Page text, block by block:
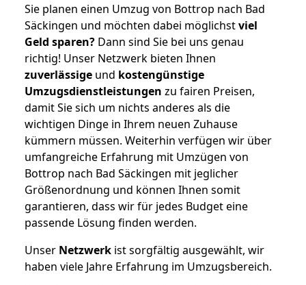
Sie planen einen Umzug von Bottrop nach Bad
Säckingen und möchten dabei möglichstviel
Geld sparen? Dann sind Sie bei uns genau
richtig! Unser Netzwerk bieten Ihnen
zuverlässige und kostengünstige
Umzugsdienstleistungen zu fairen Preisen,
damit Sie sich um nichts anderes als die
wichtigen Dinge in Ihrem neuen Zuhause
kümmern müssen. Weiterhin verfügen wir über
umfangreiche Erfahrung mit Umzügen von
Bottrop nach Bad Säckingen mit jeglicher
Größenordnung und können Ihnen somit
garantieren, dass wir für jedes Budget eine
passende Lösung finden werden.
Unser Netzwerk ist sorgfältig ausgewählt, wir
haben viele Jahre Erfahrung im Umzugsbereich.